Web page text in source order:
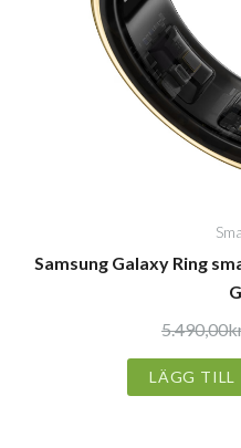
Samsung Galaxy Ring
5.490,00
LÄGG TILL